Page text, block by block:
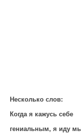
Несколько слов:
Когда я кажусь себе
гениальным, я иду